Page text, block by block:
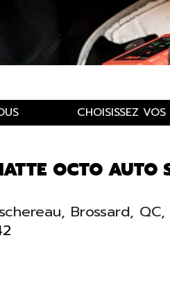
CHOISISSEZ VOS
OCTO AUTO
Brossard,